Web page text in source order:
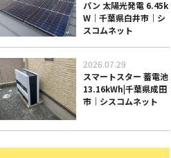
パン 太陽光発電 6.45k
W｜千葉県白井市｜シ
スコムネット
2026.07.29
スマートスター 蓄電池
13.16kWh|千葉県成田
市｜シスコムネット